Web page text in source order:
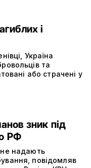
і
Україна
та
або страчені у
зник під
РФ
не надають
повідомляв